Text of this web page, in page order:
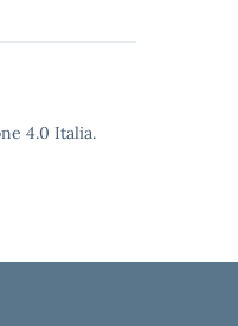
4.0 Italia.